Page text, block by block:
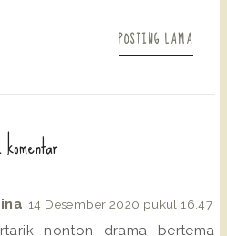
POSTING LAMA
14 Desember 2020 pukul 16.47
nonton drama bertema